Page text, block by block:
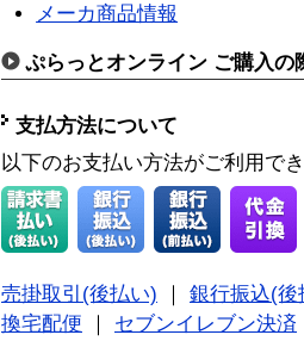
メーカ商品情報
ぷらっとオンライン ご購入の
支払方法について
以下のお支払い方法がご利用で
売掛取引(後払い)
銀行振込(後
換宅配便
セブンイレブン決済